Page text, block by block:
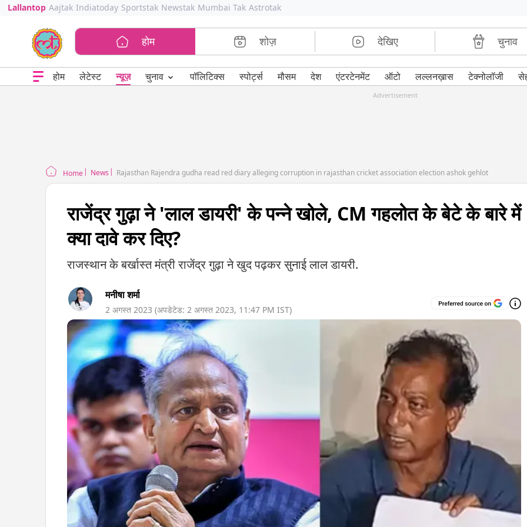
Lallantop Aajtak Indiatoday Sportstak Newstak Mumbai Tak Astrotak
होम शोज़ देखिए चुनाव
होम लेटेस्ट न्यूज़ चुनाव ⌄ पॉलिटिक्स स्पोर्ट्स मौसम देश एंटरटेनमेंट ऑटो लल्लनख़ास टेक्नोलॉजी
Advertisement
Home News Rajasthan Rajendra gudha read red diary alleging corruption in rajasthan cricket association election ashok gehlot
राजेंद्र गुढ़ा ने 'लाल डायरी' के पन्ने खोले, CM गहलोत के बेटे के बारे में
क्या दावे कर दिए?
राजस्थान के बर्खास्त मंत्री राजेंद्र गुढ़ा ने खुद पढ़कर सुनाई लाल डायरी.
मनीषा शर्मा
2 अगस्त 2023 (अपडेटेड: 2 अगस्त 2023, 11:47 PM IST)